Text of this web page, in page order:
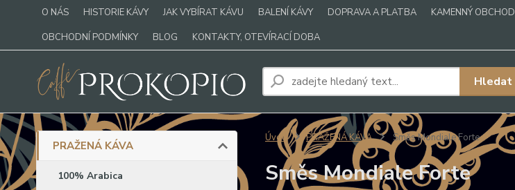
O NÁS HISTORIE KÁVY JAK VYBÍRAT KÁVU BALENÍ KÁVY DOPRAVA A PLATBA KAMENNÝ OBCHOD
OBCHODNÍ PODMÍNKY
BLOG KONTAKTY, OTEVÍRACÍ DOBA
Hledat
PRAŽENÁ KÁVA
100% Arabica
Úvod PRAŽENÁ KÁVA Směs Mondiale Forte
Směs Mondiale Forte